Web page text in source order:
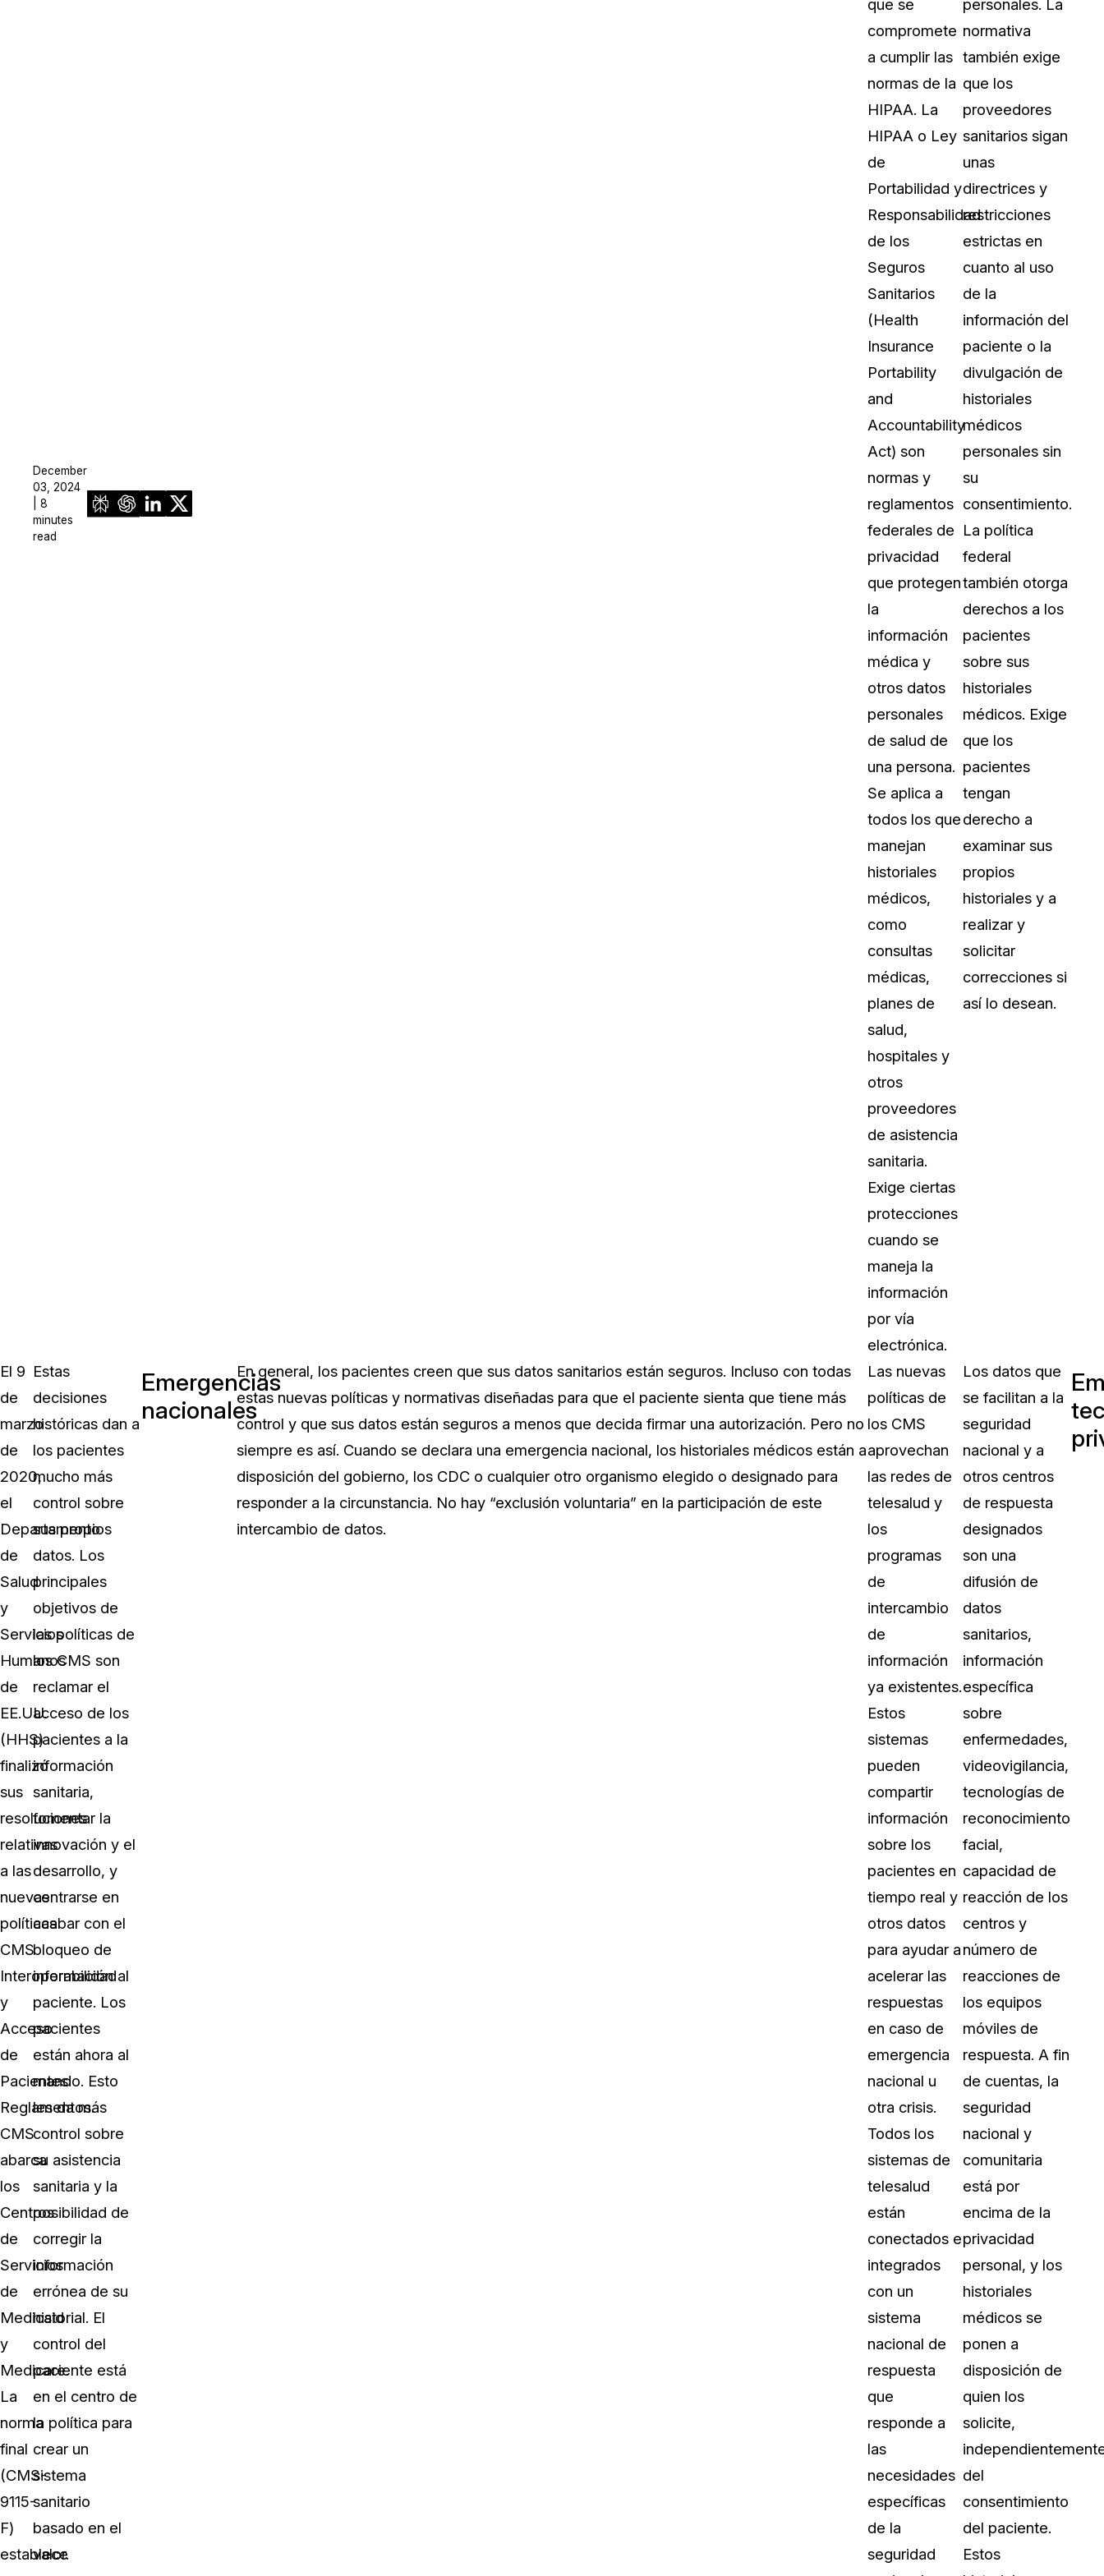
sus necesidades de redacción
Centro de Ayuda
Obtenga respuestas a sus
CaseGuard
Videoteca
CaseGuard. Práctica nuevas
aprender
Recomendaciones
Historias sobre cómo nuestros
utilizan CaseGuard studio a diario
Sobre nosotros
Más información sobre
misión
Trabaja con nosotros
Únase a nuestro equipo y
construir el futuro de la redacción
Póngase en contacto con nuestro
December
03, 2024
| 8
minutes
read
que se
compromete
a cumplir las
normas de la
HIPAA. La
HIPAA o Ley
de
Portabilidad y
Responsabilidad
de los
Seguros
Sanitarios
(Health
Insurance
Portability
and
Accountability
Act) son
normas y
reglamentos
federales de
privacidad
que protegen
la
información
médica y
otros datos
personales
de salud de
una persona.
Se aplica a
todos los que
manejan
historiales
médicos,
como
consultas
médicas,
planes de
salud,
hospitales y
otros
proveedores
de asistencia
sanitaria.
Exige ciertas
protecciones
cuando se
maneja la
información
por vía
electrónica.
personales. La
normativa
también exige
que los
proveedores
sanitarios sigan
unas
directrices y
restricciones
estrictas en
cuanto al uso
de la
información del
paciente o la
divulgación de
historiales
médicos
personales sin
su
consentimiento.
La política
federal
también otorga
derechos a los
pacientes
sobre sus
historiales
médicos. Exige
que los
pacientes
tengan
derecho a
examinar sus
propios
historiales y a
realizar y
solicitar
correcciones si
así lo desean.
El 9
de
marzo
de
2020,
el
Departamento
de
Salud
y
Servicios
Humanos
de
EE.UU.
(HHS)
finalizó
sus
resoluciones
relativas
a las
nuevas
políticas
CMS
Interoperabilidad
y
Acceso
de
Pacientes
Reglamentos.
CMS
abarca
los
Centros
de
Servicios
de
Medicaid
y
Medicare.
La
norma
final
(CMS-
9115-
F)
establece
Estas
decisiones
históricas dan a
los pacientes
mucho más
control sobre
sus propios
datos. Los
principales
objetivos de
las políticas de
los CMS son
reclamar el
acceso de los
pacientes a la
información
sanitaria,
fomentar la
innovación y el
desarrollo, y
centrarse en
acabar con el
bloqueo de
información al
paciente. Los
pacientes
están ahora al
mando. Esto
les da más
control sobre
su asistencia
sanitaria y la
posibilidad de
corregir la
información
errónea de su
historial. El
control del
paciente está
en el centro de
la política para
crear un
sistema
sanitario
basado en el
valor.
Emergencias
nacionales
En general, los pacientes creen que sus datos sanitarios están seguros. Incluso con todas
estas nuevas políticas y normativas diseñadas para que el paciente sienta que tiene más
control y que sus datos están seguros a menos que decida firmar una autorización. Pero no
siempre es así. Cuando se declara una emergencia nacional, los historiales médicos están a
disposición del gobierno, los CDC o cualquier otro organismo elegido o designado para
responder a la circunstancia. No hay “exclusión voluntaria” en la participación de este
intercambio de datos.
Las nuevas
políticas de
los CMS
aprovechan
las redes de
telesalud y
los
programas
de
intercambio
de
información
ya existentes.
Estos
sistemas
pueden
compartir
información
sobre los
pacientes en
tiempo real y
otros datos
para ayudar a
acelerar las
respuestas
en caso de
emergencia
nacional u
otra crisis.
Todos los
sistemas de
telesalud
están
conectados e
integrados
con un
sistema
nacional de
respuesta
que
responde a
las
necesidades
específicas
de la
seguridad
Los datos que
se facilitan a la
seguridad
nacional y a
otros centros
de respuesta
designados
son una
difusión de
datos
sanitarios,
información
específica
sobre
enfermedades,
videovigilancia,
tecnologías de
reconocimiento
facial,
capacidad de
reacción de los
centros y
número de
reacciones de
los equipos
móviles de
respuesta. A fin
de cuentas, la
seguridad
nacional y
comunitaria
está por
encima de la
privacidad
personal, y los
historiales
médicos se
ponen a
disposición de
quien los
solicite,
del
consentimiento
del paciente.
Estos